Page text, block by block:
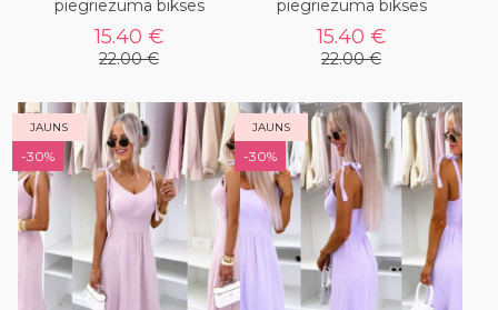
piegriezuma bikses
15.40 €
22.00 €
piegriezuma bikses
15.40 €
22.00 €
JAUNS
-30%
JAUNS
-30%